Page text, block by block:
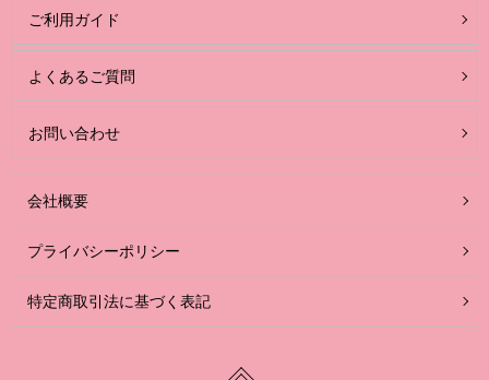
ご利用ガイド
よくあるご質問
お問い合わせ
会社概要
プライバシーポリシー
特定商取引法に基づく表記